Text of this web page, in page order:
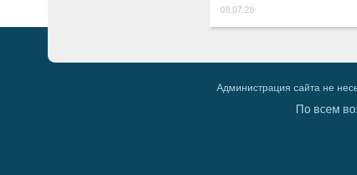
08.07.26
Администрация сайта не
По всем